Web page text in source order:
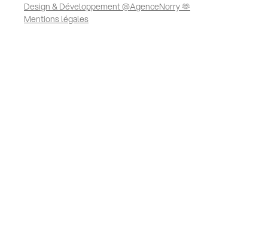
Design & Développement @AgenceNorry 🫶
Mentions légales